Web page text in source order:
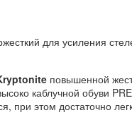
для усиления
повышенной
каблучной обуви
при этом достаточно